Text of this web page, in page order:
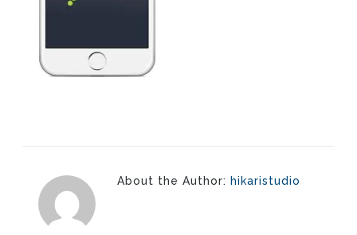
About the Author: hikaristudio